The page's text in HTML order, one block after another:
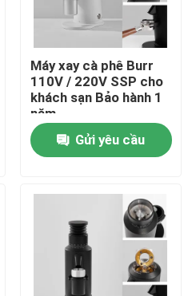
Máy xay cà phê Burr
110V / 220V SSP cho
khách sạn Bảo hành 1
năm
Gửi yêu cầu